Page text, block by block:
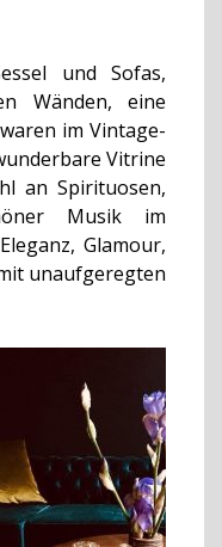
und Sofas,
Wänden, eine
im Vintage-
Vitrine
an Spirituosen,
Musik im
Glamour,
unaufgeregten